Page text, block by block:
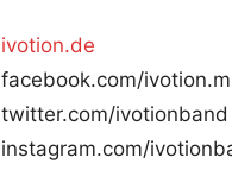
ivotion.de
facebook.com/
twitter.com/ivotionband
instagram.com/